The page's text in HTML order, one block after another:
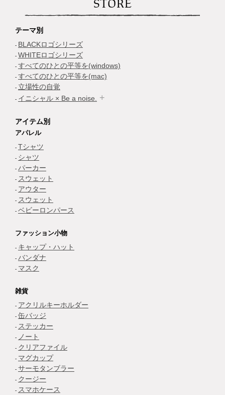
STORE
テーマ別
BLACKロゴシリーズ
WHITEロゴシリーズ
すべてのひとの平等を(windows)
すべてのひとの平等を(mac)
立場性の自覚
イニシャル × Be a noise.
アイテム別
アパレル
Tシャツ
シャツ
パーカー
スウェット
アウター
スウェット
ベビーロンパース
ファッション小物
キャップ・ハット
バンダナ
マスク
雑貨
アクリルキーホルダー
缶バッジ
ステッカー
ノート
クリアファイル
マグカップ
サーモタンブラー
クージー
スマホケース